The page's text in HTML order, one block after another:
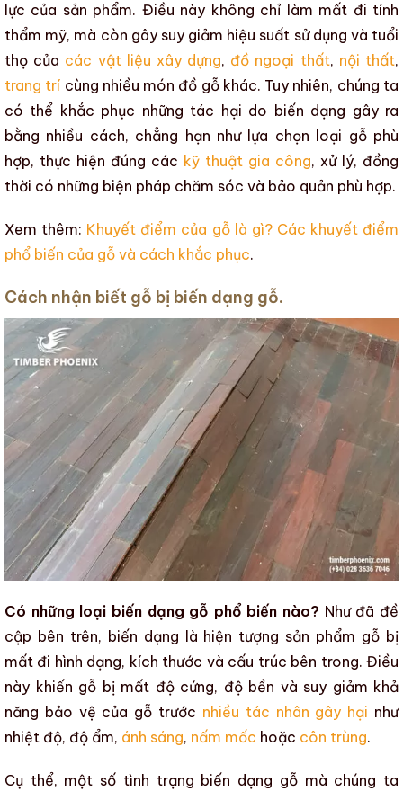
lực của sản phẩm. Điều này không chỉ làm mất đi tính
thẩm mỹ, mà còn gây suy giảm hiệu suất sử dụng và tuổi
thọ của các vật liệu xây dựng, đồ ngoại thất, nội thất,
trang trí cùng nhiều món đồ gỗ khác. Tuy nhiên, chúng ta
có thể khắc phục những tác hại do biến dạng gây ra
bằng nhiều cách, chẳng hạn như lựa chọn loại gỗ phù
hợp, thực hiện đúng các kỹ thuật gia công, xử lý, đồng
thời có những biện pháp chăm sóc và bảo quản phù hợp.
Xem thêm: Khuyết điểm của gỗ là gì? Các khuyết điểm
phổ biến của gỗ và cách khắc phục.
Cách nhận biết gỗ bị biến dạng gỗ.
Có những loại biến dạng gỗ phổ biến nào? Như đã đề
cập bên trên, biến dạng là hiện tượng sản phẩm gỗ bị
mất đi hình dạng, kích thước và cấu trúc bên trong. Điều
này khiến gỗ bị mất độ cứng, độ bền và suy giảm khả
năng bảo vệ của gỗ trước nhiều tác nhân gây hại như
nhiệt độ, độ ẩm, ánh sáng, nấm mốc hoặc côn trùng.
Cụ thể, một số tình trạng biến dạng gỗ mà chúng ta